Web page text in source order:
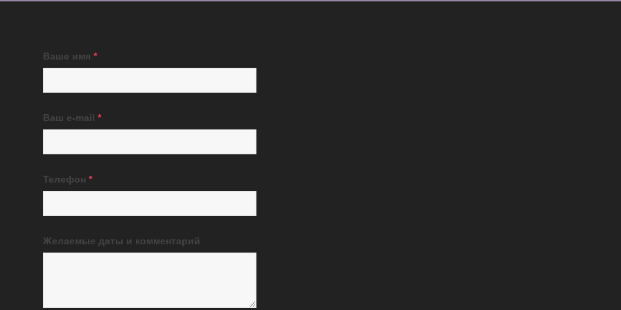
Ваше имя *
Ваш e-mail *
Телефон *
Желаемые даты и комментарий